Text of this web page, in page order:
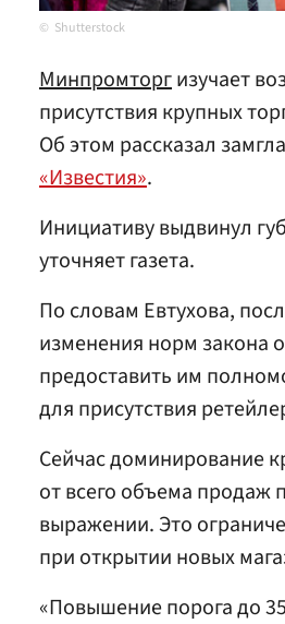
Shutterstock
Минпромторгизучает
присутствия крупных
Об этом рассказал
«Известия».
Инициативу выдвинул
уточняет газета.
По словам Евтухова,
изменения норм закона
предоставить им
для присутствия
Сейчас доминирование
от всего объема продаж
выражении. Это
при открытии новых
«Повышение порога до